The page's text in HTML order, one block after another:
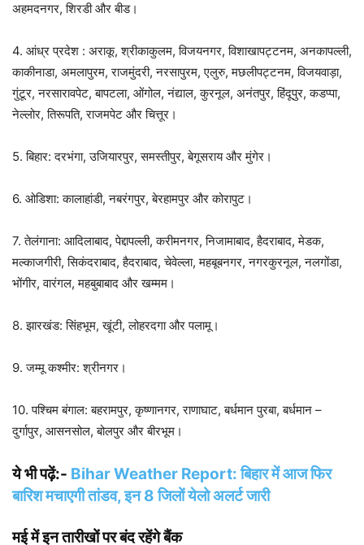
अहमदनगर, शिरडी और बीड।
4. आंध्र प्रदेश : अराकू, श्रीकाकुलम, विजयनगर, विशाखापट्टनम, अनकापल्ली,
काकीनाडा, अमलापुरम, राजमुंदरी, नरसापुरम, एलुरु, मछलीपट्टनम, विजयवाड़ा,
गुंटूर, नरसारावपेट, बापटला, ओंगोल, नंद्याल, कुरनूल, अनंतपुर, हिंदूपुर, कडप्पा,
नेल्लोर, तिरूपति, राजमपेट और चित्तूर।
5. बिहार: दरभंगा, उजियारपुर, समस्तीपुर, बेगूसराय और मुंगेर।
6. ओडिशा: कालाहांडी, नबरंगपुर, बेरहामपुर और कोरापुट।
7. तेलंगाना: आदिलाबाद, पेद्दापल्ली, करीमनगर, निजामाबाद, हैदराबाद, मेडक,
मल्काजगीरी, सिकंदराबाद, हैदराबाद, चेवेल्ला, महबूबनगर, नगरकुरनूल, नलगोंडा,
भोंगीर, वारंगल, महबुबाबाद और खम्मम।
8. झारखंड: सिंहभूम, खूंटी, लोहरदगा और पलामू।
9. जम्मू कश्मीर: श्रीनगर।
10. पश्चिम बंगाल: बहरामपुर, कृष्णानगर, राणाघाट, बर्धमान पुरबा, बर्धमान –
दुर्गापुर, आसनसोल, बोलपुर और बीरभूम।
ये भी पढ़ें:- Bihar Weather Report: बिहार में आज फिर
बारिश मचाएगी तांडव, इन 8 जिलों येलो अलर्ट जारी
मई में इन तारीखों पर बंद रहेंगे बैंक